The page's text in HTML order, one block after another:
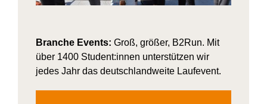
Branche Events: Groß, größer, B2Run. Mit
über 1400 Student:innen unterstützen wir
jedes Jahr das deutschlandweite Laufevent.